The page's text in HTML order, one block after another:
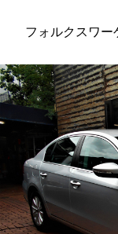
フォルクスワー